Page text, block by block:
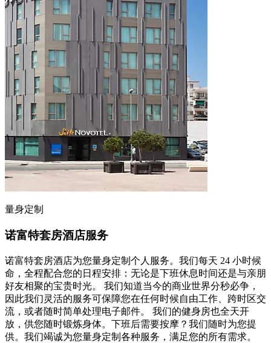
量身定制
诺富特套房酒店服务
诺富特套房酒店为您量身定制个人服务。我们每天 24 小时候
命，全程配合您的日程安排：无论是下班休息时间还是与亲朋
好友相聚的宝贵时光。 我们知道当今的商业世界分秒必争，
因此我们灵活的服务可保障您在任何时候自由工作、跨时区交
流，或者随时简单处理电子邮件。 我们的健身房也全天开
放，供您随时锻炼身体。下班后需要按摩？我们随时为您提
供。我们竭诚为您量身定制各种服务，满足您的所有需求。